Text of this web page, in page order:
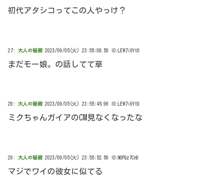
初代アタシコってこの人やっけ？
27: 大人の秘密 2023/09/05(火) 23:55:08.50 ID:LEW7iGYt0
まだモー娘。の話してて草
28: 大人の秘密 2023/09/05(火) 23:55:45.96 ID:LEW7iGYt0
ミクちゃんガイアのCM見なくなったな
29: 大人の秘密 2023/09/05(火) 23:55:52.50 ID:N0PQz7Cn0
マジでワイの彼女に似てる